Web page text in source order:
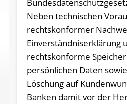
Neben technischen
rechtskonformer
Einverständniserklärung
rechtskonforme
persönlichen Daten
Löschung auf
Banken damit vor der